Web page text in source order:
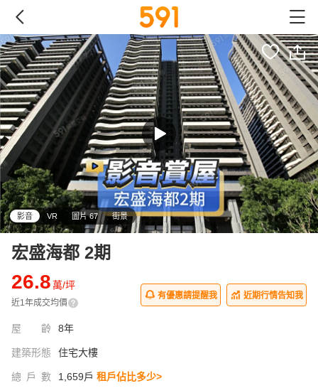
影音 VR 圖片 67 街景
宏盛海都 2期
26.8萬/坪
近1年成交均價
有優惠請提醒我 近期行情告知我
屋齡 8年
建築形態 住宅大樓
總戶數 1,659戶 租戶佔比多少>